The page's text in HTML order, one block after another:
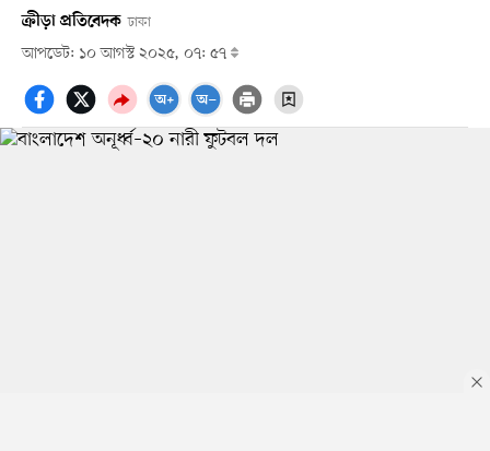
ক্রীড়া প্রতিবেদক ঢাকা
আপডেট: ১০ আগস্ট ২০২৫, ০৭: ৫৭